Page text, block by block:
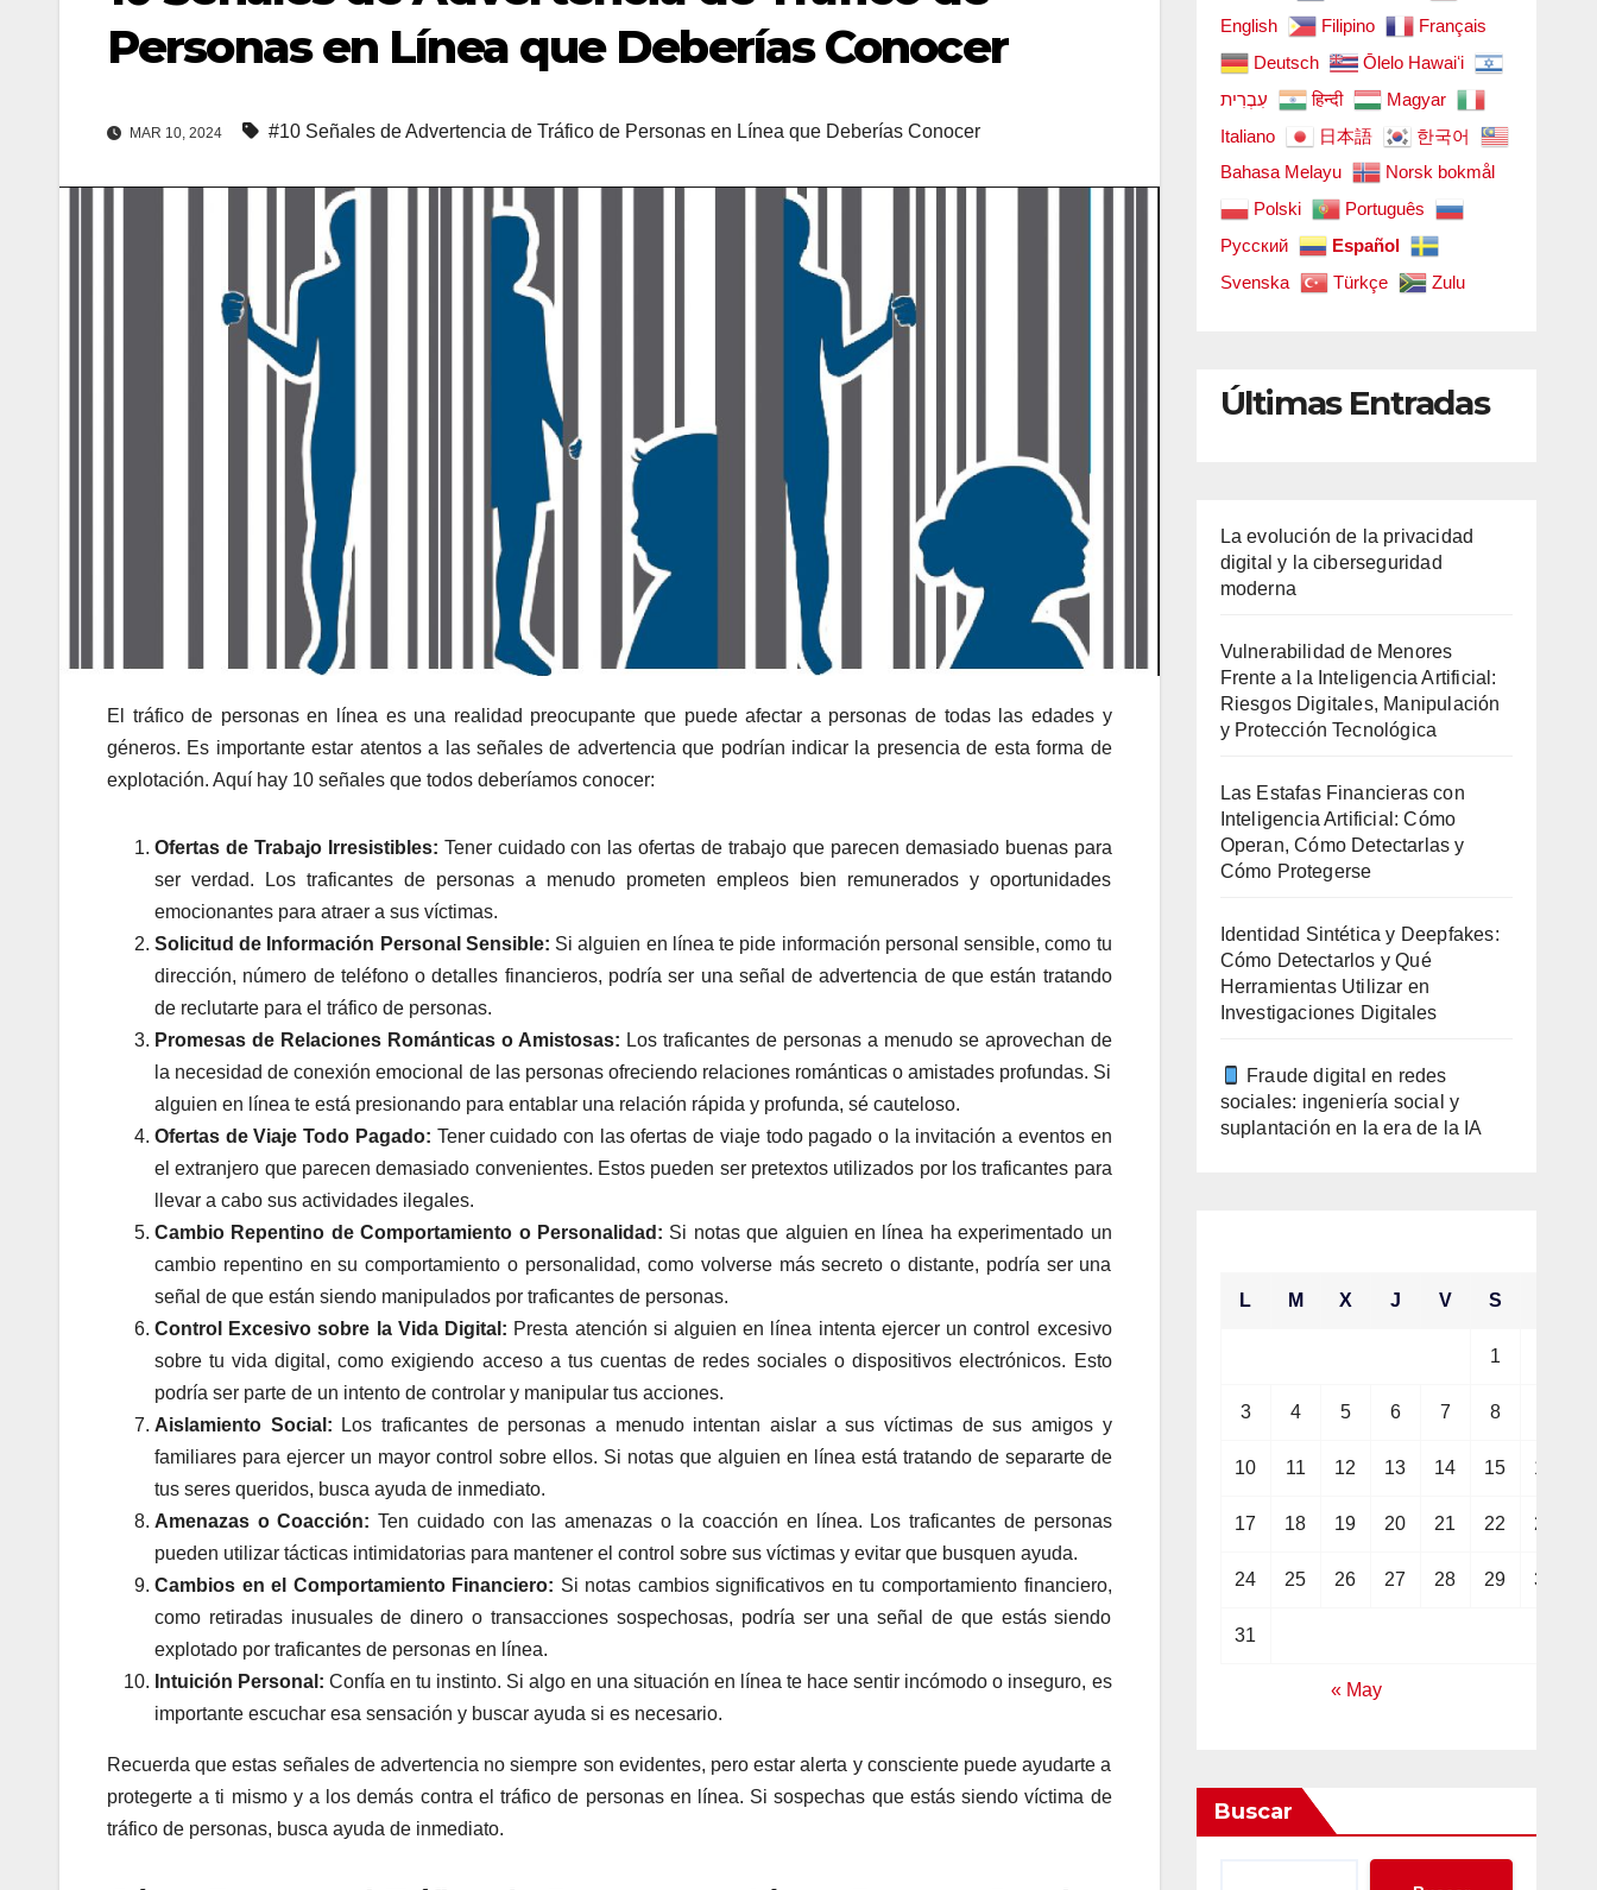
Personas en Línea que Deberías Conocer
MAR 10, 2024 #10 Señales de Advertencia de Tráfico de Personas en Línea que Deberías Conocer
El tráfico de personas en línea es una realidad preocupante que puede afectar a personas de todas las edades y
géneros. Es importante estar atentos a las señales de advertencia que podrían indicar la presencia de esta forma de
explotación. Aquí hay 10 señales que todos deberíamos conocer:
Ofertas de Trabajo Irresistibles: Tener cuidado con las ofertas de trabajo que parecen demasiado buenas para
ser verdad. Los traficantes de personas a menudo prometen empleos bien remunerados y oportunidades
emocionantes para atraer a sus víctimas.
Solicitud de Información Personal Sensible: Si alguien en línea te pide información personal sensible, como tu
dirección, número de teléfono o detalles financieros, podría ser una señal de advertencia de que están tratando
de reclutarte para el tráfico de personas.
Promesas de Relaciones Románticas o Amistosas: Los traficantes de personas a menudo se aprovechan de
la necesidad de conexión emocional de las personas ofreciendo relaciones románticas o amistades profundas. Si
alguien en línea te está presionando para entablar una relación rápida y profunda, sé cauteloso.
Ofertas de Viaje Todo Pagado: Tener cuidado con las ofertas de viaje todo pagado o la invitación a eventos en
el extranjero que parecen demasiado convenientes. Estos pueden ser pretextos utilizados por los traficantes para
llevar a cabo sus actividades ilegales.
Cambio Repentino de Comportamiento o Personalidad: Si notas que alguien en línea ha experimentado un
cambio repentino en su comportamiento o personalidad, como volverse más secreto o distante, podría ser una
señal de que están siendo manipulados por traficantes de personas.
Control Excesivo sobre la Vida Digital: Presta atención si alguien en línea intenta ejercer un control excesivo
sobre tu vida digital, como exigiendo acceso a tus cuentas de redes sociales o dispositivos electrónicos. Esto
podría ser parte de un intento de controlar y manipular tus acciones.
Aislamiento Social: Los traficantes de personas a menudo intentan aislar a sus víctimas de sus amigos y
familiares para ejercer un mayor control sobre ellos. Si notas que alguien en línea está tratando de separarte de
tus seres queridos, busca ayuda de inmediato.
Amenazas o Coacción: Ten cuidado con las amenazas o la coacción en línea. Los traficantes de personas
pueden utilizar tácticas intimidatorias para mantener el control sobre sus víctimas y evitar que busquen ayuda.
Cambios en el Comportamiento Financiero: Si notas cambios significativos en tu comportamiento financiero,
como retiradas inusuales de dinero o transacciones sospechosas, podría ser una señal de que estás siendo
explotado por traficantes de personas en línea.
Intuición Personal: Confía en tu instinto. Si algo en una situación en línea te hace sentir incómodo o inseguro, es
importante escuchar esa sensación y buscar ayuda si es necesario.
Recuerda que estas señales de advertencia no siempre son evidentes, pero estar alerta y consciente puede ayudarte a
protegerte a ti mismo y a los demás contra el tráfico de personas en línea. Si sospechas que estás siendo víctima de
tráfico de personas, busca ayuda de inmediato.
English
Filipino
Français
Deutsch
Ōlelo Hawaiʻi
עִבְרִית
हिन्दी
Magyar
Italiano
日本語
한국어
Bahasa Melayu
Norsk bokmål
Polski
Português
Русский
Español
Svenska
Türkçe Zulu
Últimas Entradas
La evolución de la privacidad
digital y la ciberseguridad
moderna
Vulnerabilidad de Menores
Frente a la Inteligencia Artificial:
Riesgos Digitales, Manipulación
y Protección Tecnológica
Las Estafas Financieras con
Inteligencia Artificial: Cómo
Operan, Cómo Detectarlas y
Cómo Protegerse
Identidad Sintética y Deepfakes:
Cómo Detectarlos y Qué
Herramientas Utilizar en
Investigaciones Digitales
Fraude digital en redes
sociales: ingeniería social y
suplantación en la era de la IA
L M X J V S
1
3 4 5 6 7 8
10 11 12 13 14 15 16
17 18 19 20 21 22 23
24 25 26 27 28 29 30
31
« May
Buscar